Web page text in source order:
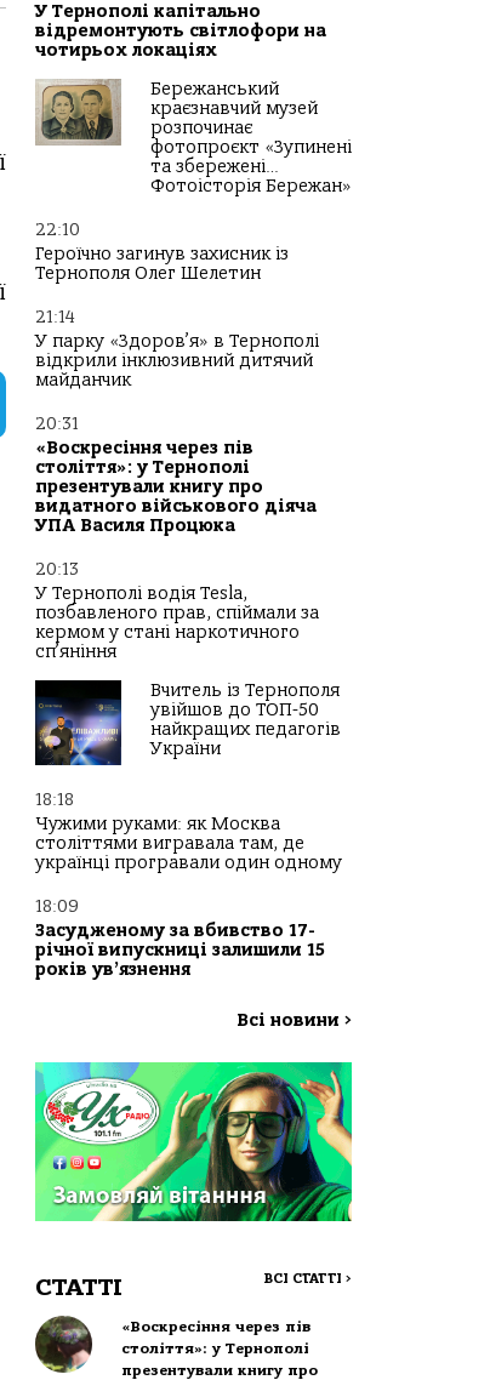
У Тернополі капітально
відремонтують світлофори на
чотирьох локаціях
Бережанський
краєзнавчий музей
розпочинає
фотопроєкт «Зупинені
та збережені…
Фотоісторія Бережан»
22:10
Героїчно загинув захисник із
Тернополя Олег Шелетин
21:14
У парку «Здоров’я» в Тернополі
відкрили інклюзивний дитячий
майданчик
20:31
«Воскресіння через пів
століття»: у Тернополі
презентували книгу про
видатного військового діяча
УПА Василя Процюка
20:13
У Тернополі водія Tesla,
позбавленого прав, спіймали за
кермом у стані наркотичного
сп’яніння
Вчитель із Тернополя
увійшов до ТОП-50
найкращих педагогів
України
18:18
Чужими руками: як Москва
століттями вигравала там, де
українці програвали один одному
18:09
Засудженому за вбивство 17-
річної випускниці залишили 15
років ув’язнення
Всі новини >
СТАТТІ ВСІ СТАТТІ >
«Воскресіння через пів
століття»: у Тернополі
презентували книгу про